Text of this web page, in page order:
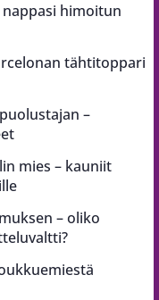
himoitun
tähtitoppari
–
mies – kauniit
– oliko